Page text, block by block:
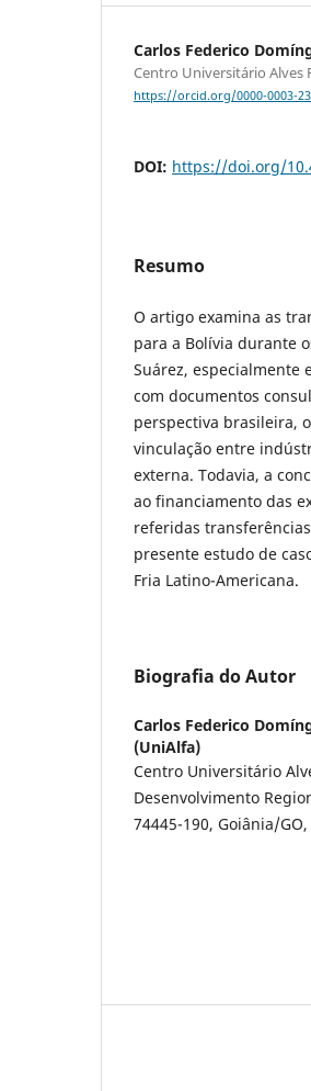
Carlos Federico
Centro Universitário Alves
https://orcid.org/0000-0003-
DOI: https://doi.org/
Resumo
O artigo examina as
para a Bolívia durante
Suárez, especialmente
com documentos
perspectiva brasileira,
vinculação entre
externa. Todavia, a
ao financiamento das
referidas
presente estudo de
Fria Latino-Americana.
Biografia do Autor
Carlos Federico
(UniAlfa)
Centro Universitário
Desenvolvimento
74445-190, Goiânia/